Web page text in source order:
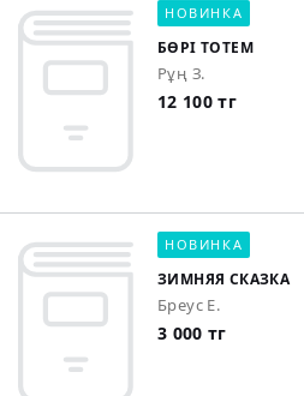
НОВИНКА
БӨРІ ТОТЕМ
Рұң З.
12 100 тг
НОВИНКА
ЗИМНЯЯ СКАЗКА
Бреус Е.
3 000 тг